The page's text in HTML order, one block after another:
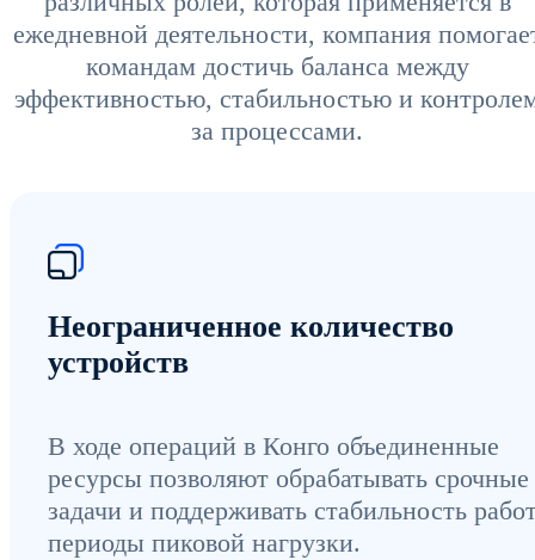
ежедневной деятельности, компания
командам достичь баланса между
эффективностью, стабильностью и
за процессами.
Неограниченное количество
устройств
В ходе операций в Конго объединенные
ресурсы позволяют обрабатывать срочные
задачи и поддерживать стабильность
периоды пиковой нагрузки.